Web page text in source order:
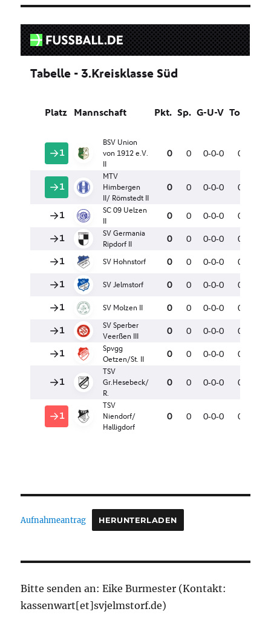
Aufnahmeantrag HERUNTERLADEN
Bitte senden an: Eike Burmester (Kontakt:
kassenwart[et]svjelmstorf.de)